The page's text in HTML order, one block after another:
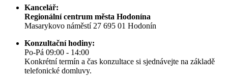
Kancelář:
Regionální centrum města Hodonína
Masarykovo náměstí 27 695 01 Hodonín
Konzultační hodiny:
Po-Pá 09:00 - 14:00
Konkrétní termín a čas konzultace si sjednávejte na základě
telefonické domluvy.